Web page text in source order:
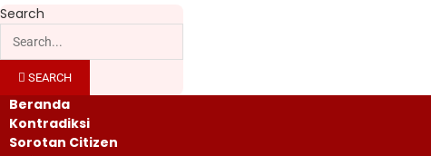
Search
SEARCH
Beranda
Kontradiksi
Sorotan Citizen